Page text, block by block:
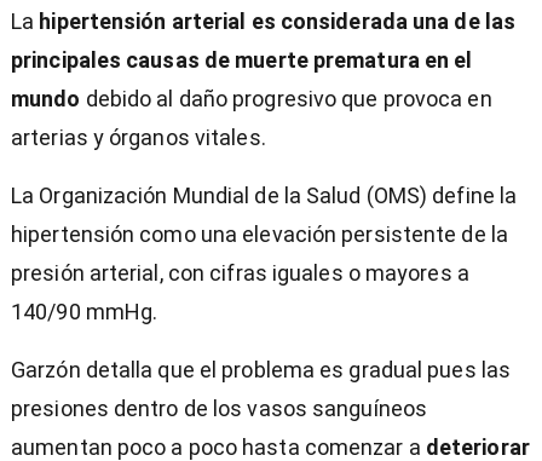
La hipertensión arterial es considerada una de las
principales causas de muerte prematura en el
mundo debido al daño progresivo que provoca en
arterias y órganos vitales.
La Organización Mundial de la Salud (OMS) define la
hipertensión como una elevación persistente de la
presión arterial, con cifras iguales o mayores a
140/90 mmHg.
Garzón detalla que el problema es gradual pues las
presiones dentro de los vasos sanguíneos
aumentan poco a poco hasta comenzar a deteriorar